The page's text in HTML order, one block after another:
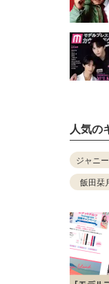
人気の
ジャニ
飯田栞